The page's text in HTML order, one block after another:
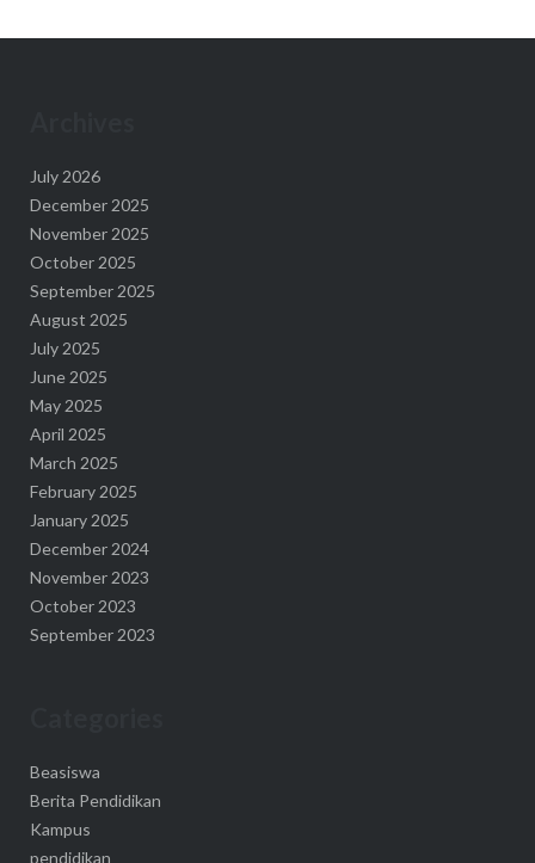
July 2026
December 2025
November 2025
October 2025
September 2025
August 2025
July 2025
June 2025
May 2025
April 2025
March 2025
February 2025
January 2025
December 2024
November 2023
October 2023
September 2023
Beasiswa
Berita Pendidikan
Kampus
pendidikan